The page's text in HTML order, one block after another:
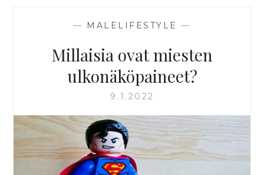
— MALELIFESTYLE —
Millaisia ovat miesten
ulkonäköpaineet?
9.1.2022